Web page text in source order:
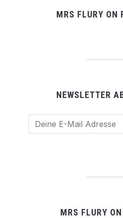
MRS FLURY ON
NEWSLETTER
MRS FLURY